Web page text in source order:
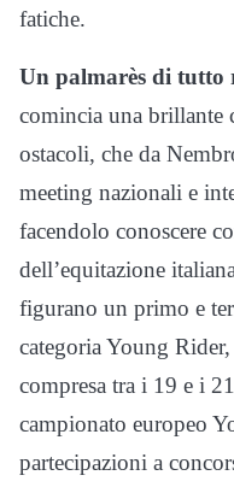
fatiche.
Un palmarès di tutto
comincia una brillante
ostacoli, che da
meeting nazionali e
facendolo conoscere
dell’equitazione
figurano un primo e
categoria Young
compresa tra i 19 e i
campionato europeo
partecipazioni a